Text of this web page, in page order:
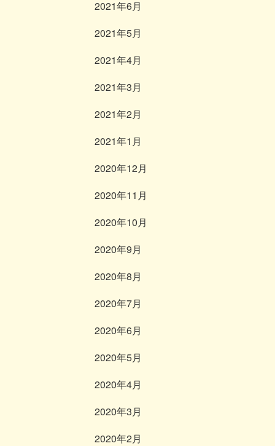
2021年6月
2021年5月
2021年4月
2021年3月
2021年2月
2021年1月
2020年12月
2020年11月
2020年10月
2020年9月
2020年8月
2020年7月
2020年6月
2020年5月
2020年4月
2020年3月
2020年2月